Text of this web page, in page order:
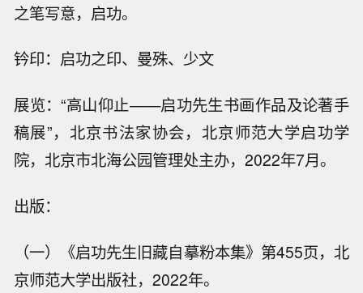
之笔写意，启功。
钤印：启功之印、曼殊、少文
展览：“高山仰止——启功先生书画作品及论著手
稿展”，北京书法家协会，北京师范大学启功学
院，北京市北海公园管理处主办，2022年7月。
出版：
（一）《启功先生旧藏自摹粉本集》第455页，北
京师范大学出版社，2022年。